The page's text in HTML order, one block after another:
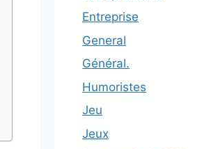
Entreprise
General
Général.
Humoristes
Jeu
Jeux